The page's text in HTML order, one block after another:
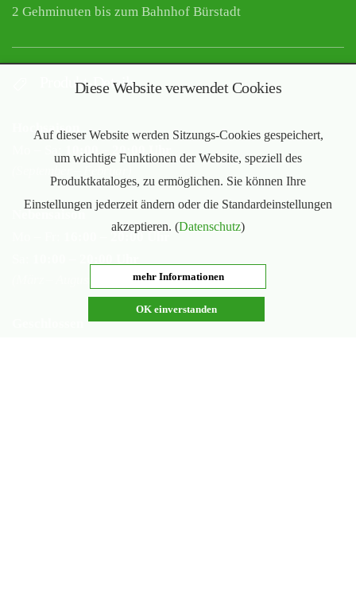
2 Gehminuten bis zum Bahnhof Bürstadt
Produkt-Details
Hochsaison
10:00 – 20:00 Uhr
Nebensaison
16:00 – 20:00 Uhr
Diese Website verwendet Cookies
Auf dieser Website werden Sitzungs-Cookies gespeichert,
um wichtige Funktionen der Website, speziell des
Produktkataloges, zu ermöglichen. Sie können Ihre
Einstellungen jederzeit ändern oder die Standardeinstellungen
akzeptieren. (Datenschutz)
mehr Informationen
OK einverstanden